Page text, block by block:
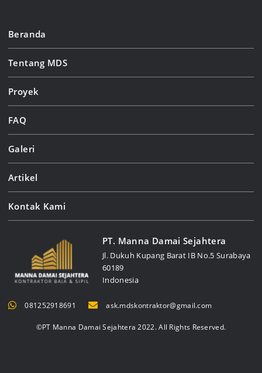
Beranda
Tentang MDS
Proyek
FAQ
Galeri
Artikel
Kontak Kami
PT. Manna Damai Sejahtera
Jl. Dukuh Kupang Barat IB No.5 Surabaya
60189
Indonesia
081252918691 ask.mdskontraktor@gmail.com
©PT Manna Damai Sejahtera 2022. All Rights Reserved.